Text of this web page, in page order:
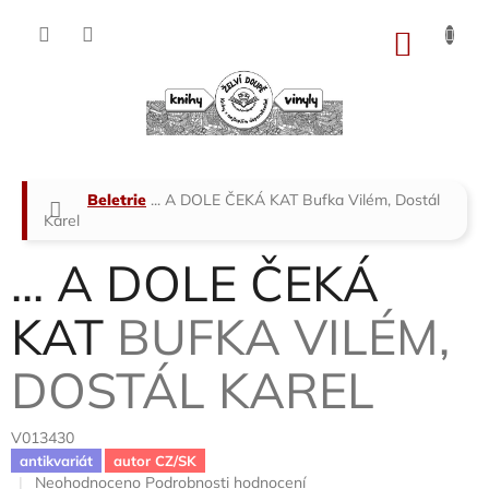
Domů
Beletrie ... A DOLE ČEKÁ KAT Bufka Vilém, Dostál
Karel
... A DOLE ČEKÁ
KAT BUFKA VILÉM,
DOSTÁL KAREL
V013430
antikvariát autor CZ/SK
Průměrné
Neohodnoceno Podrobnosti hodnocení